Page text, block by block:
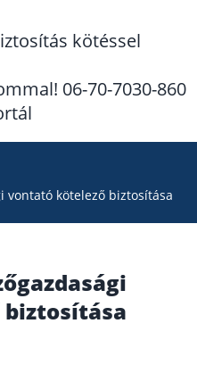
Egyesület
Biztosító
Biztosító
kötéssel
06-70-7030-860
vontató kötelező biztosítása